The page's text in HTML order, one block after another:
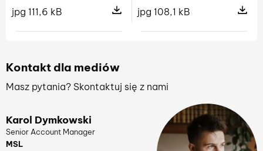
jpg 111,6 kB
Pokaż szczegóły pliku 20250321
jpg 108,1 kB
Kontakt dla mediów
Masz pytania? Skontaktuj się z nami
Karol Dymkowski
Senior Account Manager
MSL